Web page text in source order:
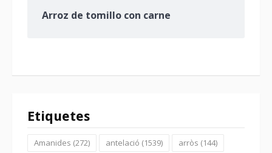
Arroz de tomillo con carne
Etiquetes
Amanides (272) antelació (1539) arròs (144)